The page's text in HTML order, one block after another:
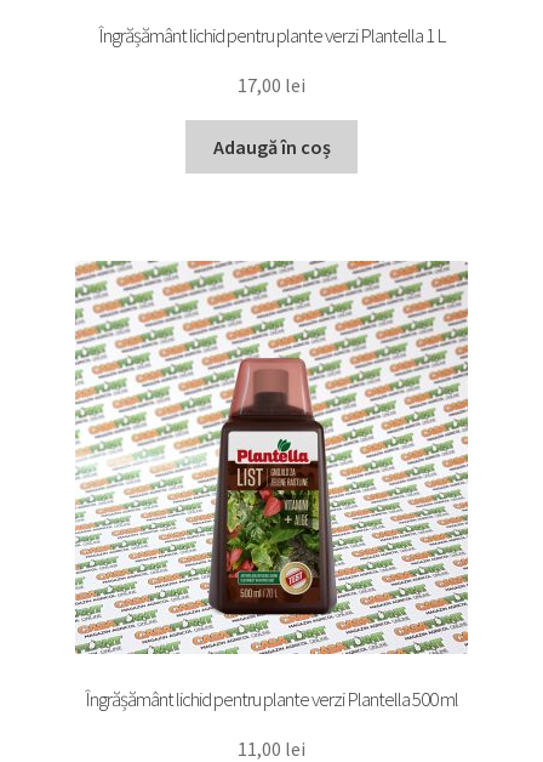
Îngrășământ lichid pentru plante verzi Plantella 1 L
17,00 lei
Adaugă în coș
Îngrășământ lichid pentru plante verzi Plantella 500 ml
11,00 lei